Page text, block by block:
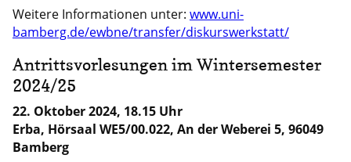
Weitere Informationen unter: www.uni-
bamberg.de/ewbne/transfer/diskurswerkstatt/
Antrittsvorlesungen im Wintersemester
2024/25
22. Oktober 2024, 18.15 Uhr
Erba, Hörsaal WE5/00.022, An der Weberei 5, 96049
Bamberg